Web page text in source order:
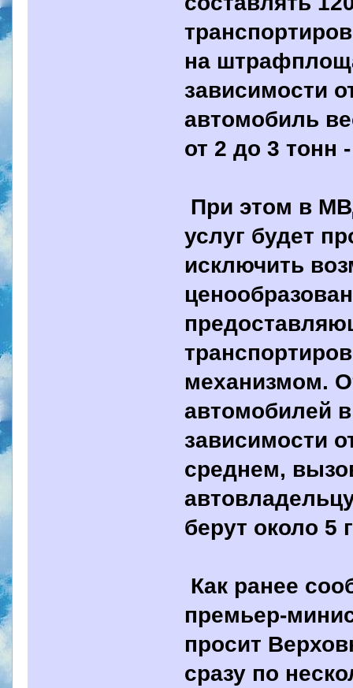
на
зависимости
автомобиль
от 2 до 3 тонн
При этом в
услуг будет
исключить
механизмом.
автомобилей
зависимости
среднем,
берут около 5
Как ранее
премьер-
просит
сразу по